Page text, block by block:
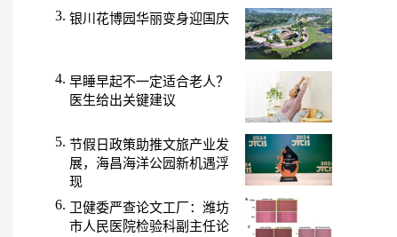
银川花博园华丽变身迎国庆
早睡早起不一定适合老人？
医生给出关键建议
节假日政策助推文旅产业发
展，海昌海洋公园新机遇浮
现
卫健委严查论文工厂：潍坊
市人民医院检验科副主任论